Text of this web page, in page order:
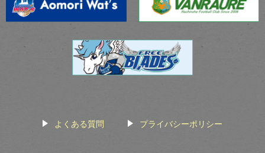
よくある質問 プライバシーポリシー